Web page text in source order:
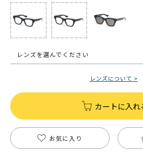
レンズを選んでください
レンズについて >
カートに入れ
お気に入り